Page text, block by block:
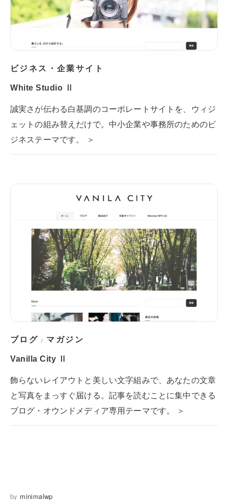
ビジネス・企業サイト
White Studio Ⅱ
誠実さが伝わる白基調のコーポレートサイトを、ウィジ
ェットの組み替えだけで。中小企業や事務所のためのビ
ジネステーマです。 ＞
ブログ / マガジン
Vanilla City Ⅱ
飾らないレイアウトと美しい文字組みで、あなたの文章
と写真をまっすぐ届ける。記事を読むことに集中できる
ブログ・オウンドメディア専用テーマです。 ＞
by minimalwp